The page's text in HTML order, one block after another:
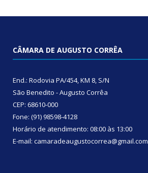
CÂMARA DE AUGUSTO CORRÊA
End.: Rodovia PA/454, KM 8, S/N
São Benedito - Augusto Corrêa
CEP: 68610-000
Fone: (91) 98598-4128
Horário de atendimento: 08:00 às 13:00
E-mail: camaradeaugustocorrea@gmail.com